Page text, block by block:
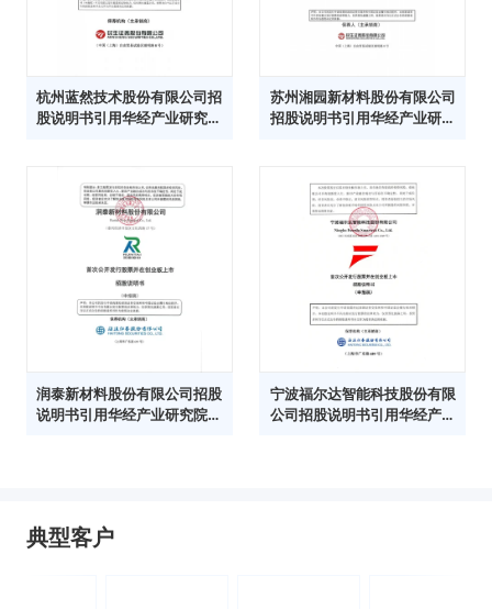
杭州蓝然技术股份有限公司招
股说明书引用华经产业研究院
苏州湘园新材料股份有限公司
招股说明书引用华经产业研究
润泰新材料股份有限公司招股
说明书引用华经产业研究院数
宁波福尔达智能科技股份有限
公司招股说明书引用华经产业
典型客户